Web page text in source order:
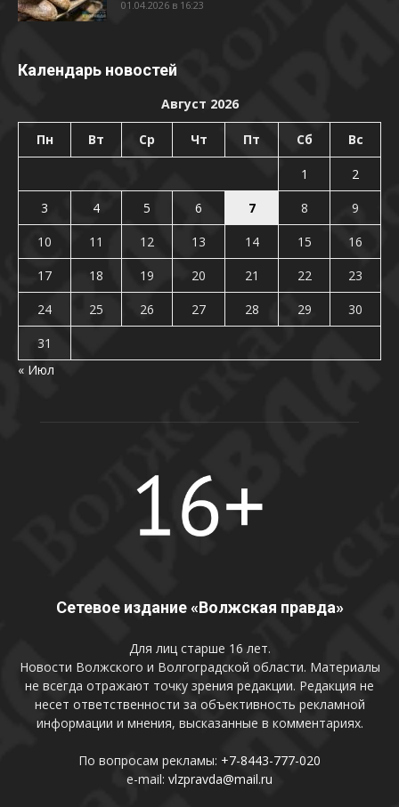
01.04.2026 в 16:23
Календарь новостей
Август 2026
Пн Вт Ср Чт Пт Сб Вс
1
2
3
4 5 6 7 8
9
10
11 12 13 14 15
16
17
18 19 20 21 22
23
24
25 26 27 28 29
30
31
« Июл
Сетевое издание «Волжская правда»
Для лиц старше 16 лет.
Новости Волжского и Волгоградской области. Материалы
не всегда отражают точку зрения редакции. Редакция не
несет ответственности за объективность рекламной
информации и мнения, высказанные в комментариях.
По вопросам рекламы: +7-8443-777-020
e-mail: vlzpravda@mail.ru